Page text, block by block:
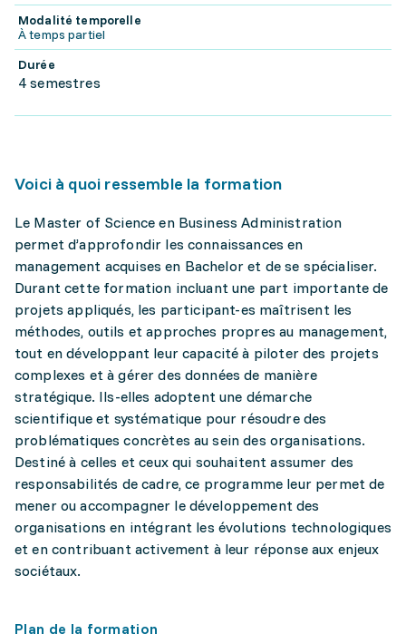
Modalité temporelle
À temps partiel
Durée
4 semestres
Voici à quoi ressemble la formation
Le Master of Science en Business Administration
permet d’approfondir les connaissances en
management acquises en Bachelor et de se spécialiser.
Durant cette formation incluant une part importante de
projets appliqués, les participant-es maîtrisent les
méthodes, outils et approches propres au management,
tout en développant leur capacité à piloter des projets
complexes et à gérer des données de manière
stratégique. Ils-elles adoptent une démarche
scientifique et systématique pour résoudre des
problématiques concrètes au sein des organisations.
Destiné à celles et ceux qui souhaitent assumer des
responsabilités de cadre, ce programme leur permet de
mener ou accompagner le développement des
organisations en intégrant les évolutions technologiques
et en contribuant activement à leur réponse aux enjeux
sociétaux.
Plan de la formation